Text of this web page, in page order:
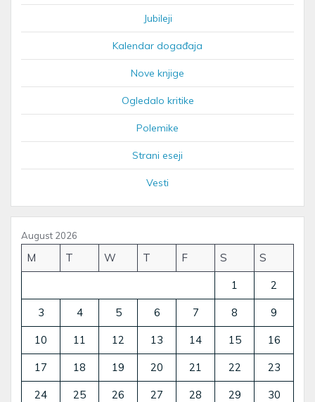
Jubileji
Kalendar događaja
Nove knjige
Ogledalo kritike
Polemike
Strani eseji
Vesti
August 2026
M T W T F S S
1 2
3 4 5 6 7 8 9
10 11 12 13 14 15 16
17 18 19 20 21 22 23
24 25 26 27 28 29 30